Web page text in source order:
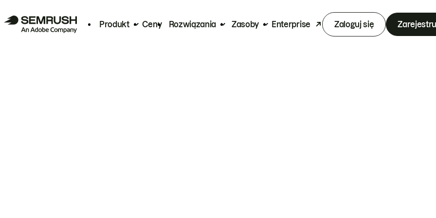
Produkt Ceny Rozwiązania Zasoby Enterprise Zaloguj się